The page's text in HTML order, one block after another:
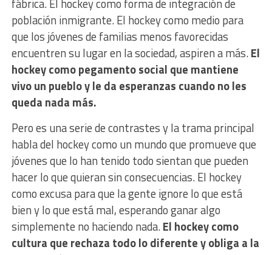
fábrica. El hockey como forma de integración de
población inmigrante. El hockey como medio para
que los jóvenes de familias menos favorecidas
encuentren su lugar en la sociedad, aspiren a más.El
hockey como pegamento social que mantiene
vivo un pueblo y le da esperanzas cuando no les
queda nada más.
Pero es una serie de contrastes y la trama principal
habla del hockey como un mundo que promueve que
jóvenes que lo han tenido todo sientan que pueden
hacer lo que quieran sin consecuencias. El hockey
como excusa para que la gente ignore lo que está
bien y lo que está mal, esperando ganar algo
simplemente no haciendo nada.El hockey como
cultura que rechaza todo lo diferente y obliga a la